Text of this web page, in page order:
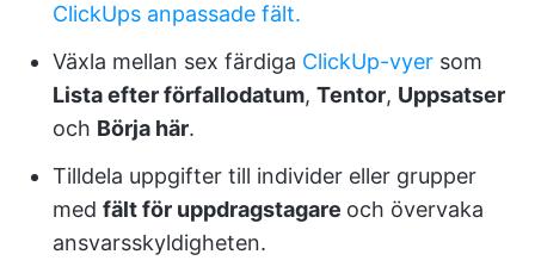
ClickUps anpassade fält.
Växla mellan sex färdiga ClickUp-vyer som
Lista efter förfallodatum, Tentor, Uppsatser
och Börja här.
Tilldela uppgifter till individer eller grupper
med fält för uppdragstagare och övervaka
ansvarsskyldigheten.